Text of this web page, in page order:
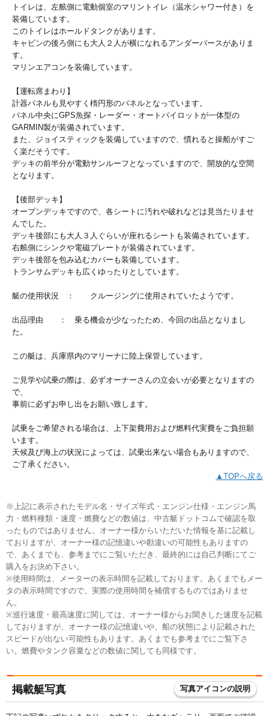
トイレは、左舷側に電動個室のマリントイレ（温水シャワー付き）を
装備しています。
このトイレはホールドタンクがあります。
キャビンの後ろ側にも大人２人が横になれるアンダーバースがありま
す。
マリンエアコンを装備しています。
【運転席まわり】
計器パネルも見やすく楕円形のパネルとなっています。
パネル中央にGPS魚探・レーダー・オートパイロットが一体型の
GARMIN製が装備されています。
また、ジョイスティックを装備していますので、慣れると操船がすご
く楽だそうです。
デッキの前半分が電動サンルーフとなっていますので、開放的な空間
となります。
【後部デッキ】
オープンデッキですので、各シートに汚れや破れなどは見当たりませ
んでした。
デッキ後部にも大人３人ぐらいが座れるシートも装備されています。
右舷側にシンクや電磁プレートが装備されています。
デッキ後部を包み込むカバーも装備しています。
トランサムデッキも広くゆったりとしています。
艇の使用状況 ： クルージングに使用されていたようです。
出品理由 ： 乗る機会が少なったため、今回の出品となりまし
た。
この艇は、兵庫県内のマリーナに陸上保管しています。
ご見学や試乗の際は、必ずオーナーさんの立会いが必要となりますの
で、
事前に必ずお申し出をお願い致します。
試乗をご希望される場合は、上下架費用および燃料代実費をご負担願
います。
天候及び海上の状況によっては、試乗出来ない場合もありますので、
ご了承ください。
▲TOPへ戻る
※上記に表示されたモデル名・サイズ年式・エンジン仕様・エンジン馬
力・燃料種類・速度・燃費などの数値は、中古艇ドットコムで確認を取
ったものではありません。オーナー様からいただいた情報を基に記載し
ておりますが、オーナー様の記憶違いや勘違いの可能性もありますの
で、あくまでも、参考までにご覧いただき、最終的には自己判断にてご
購入をお決め下さい。
※使用時間は、メーターの表示時間を記載しております。あくまでもメー
タの表示時間ですので、実際の使用時間を補償するものではありませ
ん。
※巡行速度・最高速度に関しては、オーナー様からお聞きした速度を記載
しておりますが、オーナー様の記憶違いや、船の状態により記載された
スピードが出ない可能性もあります。あくまでも参考までにご覧下さ
い。燃費やタンク容量などの数値に関しても同様です。
掲載艇写真 写真アイコンの説明